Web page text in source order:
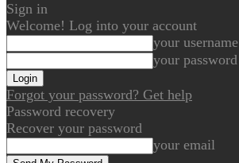
Sign in
Welcome! Log into your account
your username
your password
Forgot your password? Get help
Password recovery
Recover your password
your email